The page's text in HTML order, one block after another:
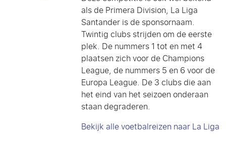
als de Primera Division, La Liga
Santander is de sponsornaam.
Twintig clubs strijden om de eerste
plek. De nummers 1 tot en met 4
plaatsen zich voor de Champions
League, de nummers 5 en 6 voor de
Europa League. De 3 clubs die aan
het eind van het seizoen onderaan
staan degraderen.
Bekijk alle voetbalreizen naar La Liga